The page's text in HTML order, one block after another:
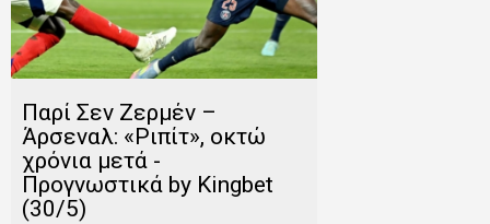
Παρί Σεν Ζερμέν –
Άρσεναλ: «Ριπίτ», οκτώ
χρόνια μετά -
Προγνωστικά by Kingbet
(30/5)